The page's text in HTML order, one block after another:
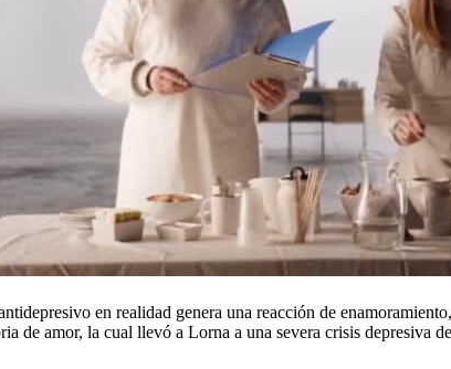
en realidad genera una reacción de
de amor, la cual llevó a Lorna a una severa crisis depresiva